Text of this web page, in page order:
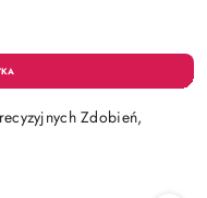
Zdobień,